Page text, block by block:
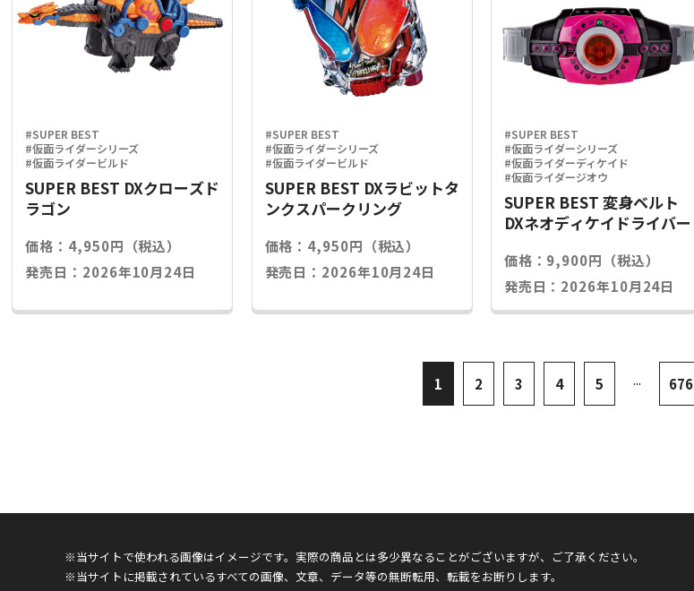
#SUPER BEST
#仮面ライダーシリーズ
#仮面ライダービルド
SUPER BEST DXクローズド
ラゴン
価格：4,950円（税込）
発売日：2026年10月24日
#SUPER BEST
#仮面ライダーシリーズ
#仮面ライダービルド
SUPER BEST DXラビットタ
ンクスパークリング
価格：4,950円（税込）
発売日：2026年10月24日
#SUPER BEST
#仮面ライダーシリーズ
#仮面ライダーディケイド
#仮面ライダージオウ
SUPER BEST 変身ベルト
DXネオディケイドライバー
価格：9,900円（税込）
発売日：2026年10月24日
1 2 3 4 5 ... 676
※当サイトで使われる画像はイメージです。実際の商品とは多少異なることがございますが、ご了承ください。
※当サイトに掲載されているすべての画像、文章、データ等の無断転用、転載をお断りします。